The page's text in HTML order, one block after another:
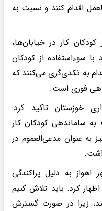
اقدام کنند و نسبت به
کار در خیابان‌ها،
سوءاستفاده از کودکان
به تکدی‌گری می‌کنند که
فوری است.
خوزستان تاکید کرد:
ساماندهی کودکان کار
به عنوان مدعی‌العموم در
به دلیل پراکندگی
کرد: باید تلاش کنیم
زیرا در صورت گسترش